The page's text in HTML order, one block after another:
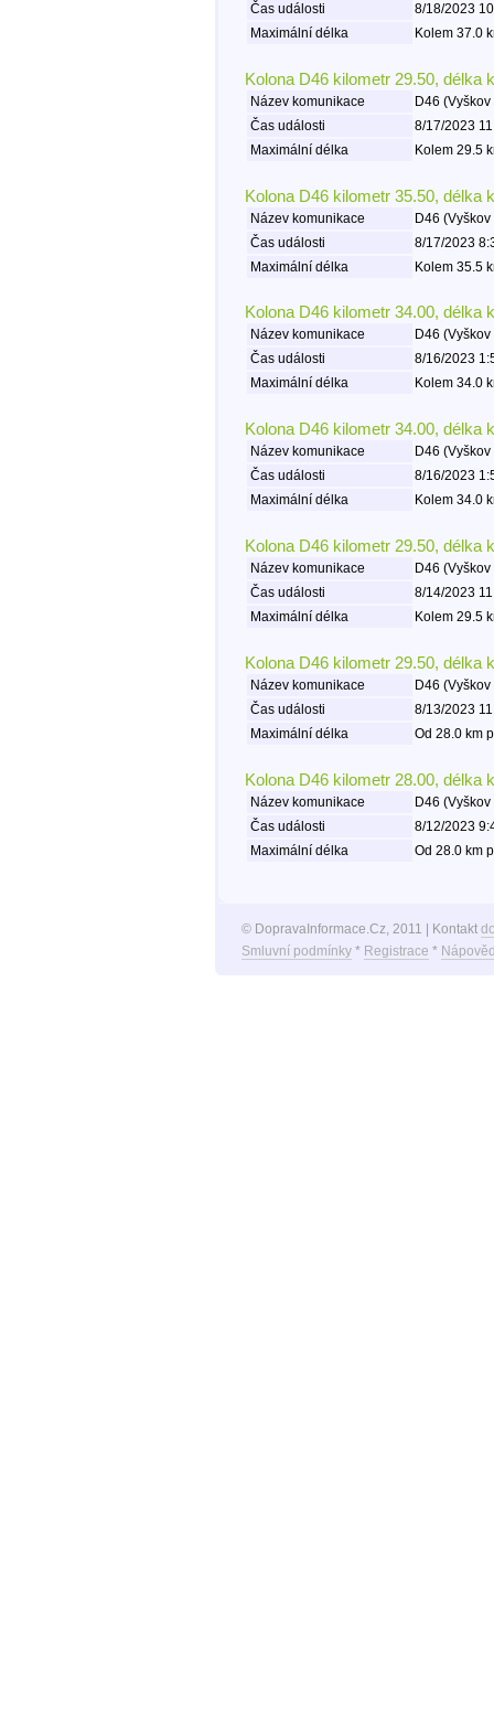
Čas události
8/18/2023
Maximální délka
Kolem 37.0
Kolona D46 kilometr 29.50, délka
Název komunikace
D46
Čas události
8/17/2023
Maximální délka
Kolem 29.5
Kolona D46 kilometr 35.50, délka
Název komunikace
D46
Čas události
8/17/2023
Maximální délka
Kolem 35.5
Kolona D46 kilometr 34.00, délka
Název komunikace
D46
Čas události
8/16/2023
Maximální délka
Kolem 34.0
Kolona D46 kilometr 34.00, délka
Název komunikace
D46
Čas události
8/16/2023
Maximální délka
Kolem 34.0
Kolona D46 kilometr 29.50, délka
Název komunikace
D46
Čas události
8/14/2023
Maximální délka
Kolem 29.5
Kolona D46 kilometr 29.50, délka
Název komunikace
D46
Čas události
8/13/2023
Maximální délka
Od 28.0 km
Kolona D46 kilometr 28.00, délka
Název komunikace
D46
Čas události
8/12/2023
Maximální délka
Od 28.0 km
© DopravaInformace.Cz, 2011 | Kontakt
Smluvní podmínky* Registrace *